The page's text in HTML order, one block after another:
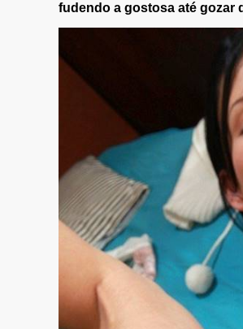
fudendo a gostosa até gozar